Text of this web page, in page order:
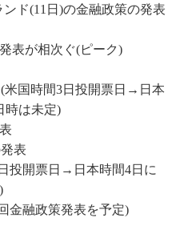
ド(11日)の金融政策の発表
表が相次ぐ(ピーク)
米国時間3日投開票日→日本
時は未定)
表
投開票日→日本時間4日に
金融政策発表を予定)